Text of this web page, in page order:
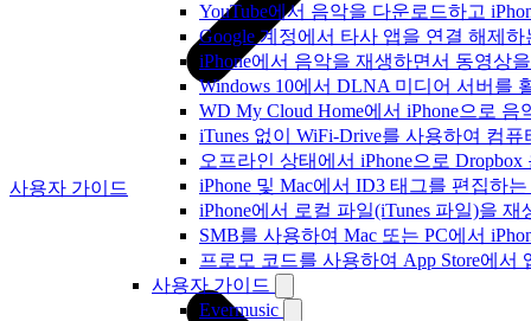
YouTube에서 음악을 다운로드하고
Google 계정에서 타사 앱을 연결 해제하
iPhone에서 음악을 재생하면서 동영상
Windows 10에서 DLNA 미디어 서버를
WD My Cloud Home에서 iPhone으로
iTunes 없이 WiFi-Drive를 사용하여 컴
오프라인 상태에서 iPhone으로
iPhone 및 Mac에서 ID3 태그를 편집하
iPhone에서 로컬 파일(iTunes 파일)을 재
SMB를 사용하여 Mac 또는 PC에서
프로모 코드를 사용하여 App Store에
사용자 가이드
Evermusic
사용자 가이드